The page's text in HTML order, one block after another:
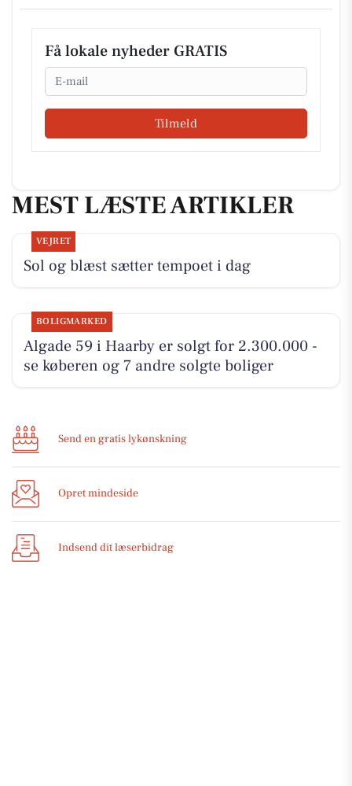
Få lokale nyheder GRATIS
Email
Tilmeld
MEST LÆSTE ARTIKLER
VEJRET
Sol og blæst sætter tempoet i dag
BOLIGMARKED
Algade 59 i Haarby er solgt for 2.300.000 -
se køberen og 7 andre solgte boliger
Send en gratis lykønskning
Opret mindeside
Indsend dit læserbidrag